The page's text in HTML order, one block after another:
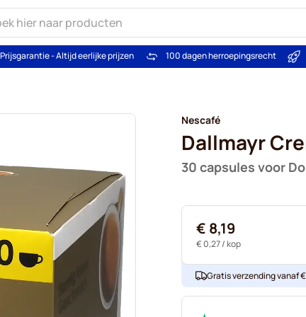
Prijsgarantie - Altijd eerlijke prijzen 100 dagen herroepingsrecht
Nescafé
Dallmayr
30 capsules voor
€ 8,19
€ 0,27/ kop
Gratis verzending vanaf